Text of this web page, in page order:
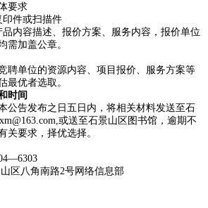
要求
件或扫描件
容描述、报价方案、服务内容，报价单位
需加盖公章。
单位的资源内容、项目报价、服务方案等
最优者选取。
时间
告发布之日五日内，将相关材料发送至石
或送至石景山区图书馆，逾期不
关要求，择优选择。
八角南路2号网络信息部